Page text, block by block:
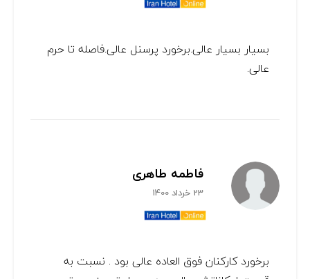
بسیار بسیار عالی.برخورد پرسنل عالی.فاصله تا حرم
عالی.
فاطمه طاهری
23 خرداد 1400
برخورد کارکنان فوق العاده عالی بود . نسبت به